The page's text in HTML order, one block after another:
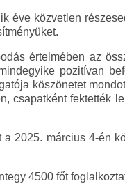
éve közvetlen
értelmében az
pozitívan
köszönetet
csapatként fektették
2025. március 4-én
4500 főt